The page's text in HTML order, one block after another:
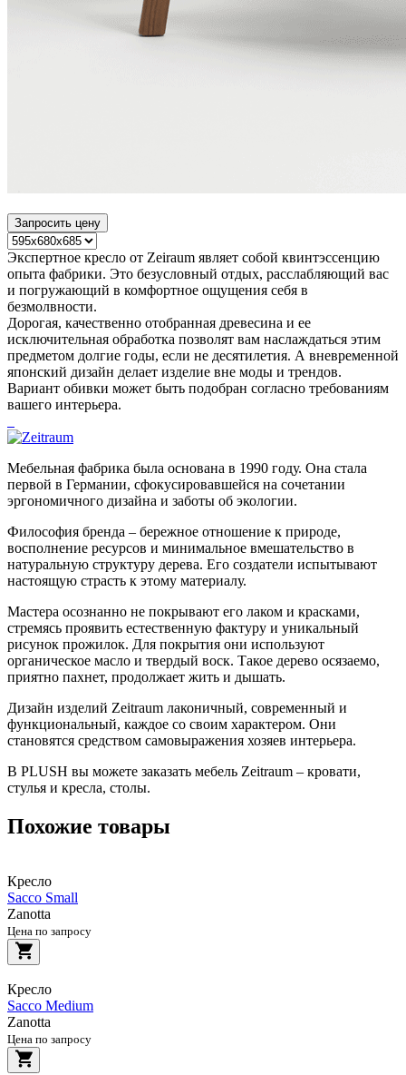
Запросить цену
Экспертное кресло от Zeiraum являет собой квинтэссенцию
опыта фабрики. Это безусловный отдых, расслабляющий вас
и погружающий в комфортное ощущения себя в
безмолвности.
Дорогая, качественно отобранная древесина и ее
исключительная обработка позволят вам наслаждаться этим
предметом долгие годы, если не десятилетия. А вневременной
японский дизайн делает изделие вне моды и трендов.
Вариант обивки может быть подобран согласно требованиям
вашего интерьера.
Мебельная фабрика была основана в 1990 году. Она стала
первой в Германии, сфокусировавшейся на сочетании
эргономичного дизайна и заботы об экологии.
Философия бренда – бережное отношение к природе,
восполнение ресурсов и минимальное вмешательство в
натуральную структуру дерева. Его создатели испытывают
настоящую страсть к этому материалу.
Мастера осознанно не покрывают его лаком и красками,
стремясь проявить естественную фактуру и уникальный
рисунок прожилок. Для покрытия они используют
органическое масло и твердый воск. Такое дерево осязаемо,
приятно пахнет, продолжает жить и дышать.
Дизайн изделий Zeitraum лаконичный, современный и
функциональный, каждое со своим характером. Они
становятся средством самовыражения хозяев интерьера.
В PLUSH вы можете заказать мебель Zeitraum – кровати,
стулья и кресла, столы.
Похожие товары
Кресло
Sacco Small
Zanotta
Цена по запросу
Кресло
Sacco Medium
Zanotta
Цена по запросу